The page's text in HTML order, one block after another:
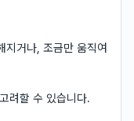
지거나, 조금만 움직여
려할 수 있습니다.